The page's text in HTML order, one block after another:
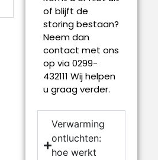
of blijft de
storing bestaan?
Neem dan
contact met ons
op via 0299-
432111 Wij helpen
u graag verder.
Verwarming
ontluchten:
hoe werkt